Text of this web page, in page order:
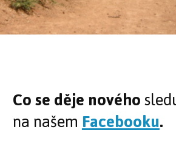
Co se děje nového
na našemFacebooku